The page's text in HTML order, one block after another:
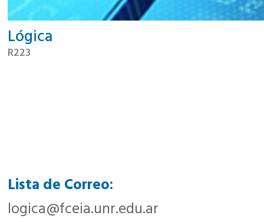
Lógica
R223
Lista de Correo:
logica@fceia.unr.edu.ar